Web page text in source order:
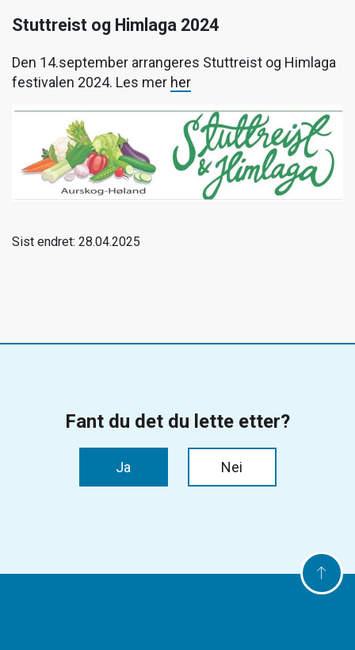
Stuttreist og Himlaga 2024
Den 14.september arrangeres Stuttreist og Himlaga
festivalen 2024. Les mer her
Sist endret: 28.04.2025